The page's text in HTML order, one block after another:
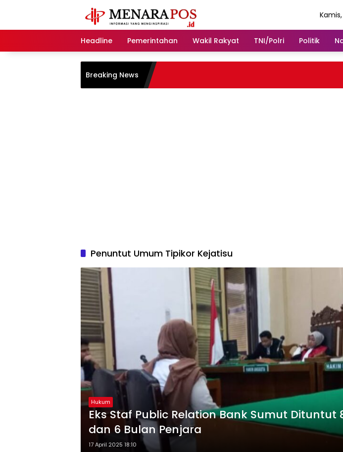
Headline Pemerintahan Wakil Rakyat TNI/Polri Politik
Breaking News
Penuntut Umum Tipikor Kejatisu
Hukum
Eks Staf Public Relation Bank Sumut Dituntut
dan 6 Bulan Penjara
17 April 2025 18:10